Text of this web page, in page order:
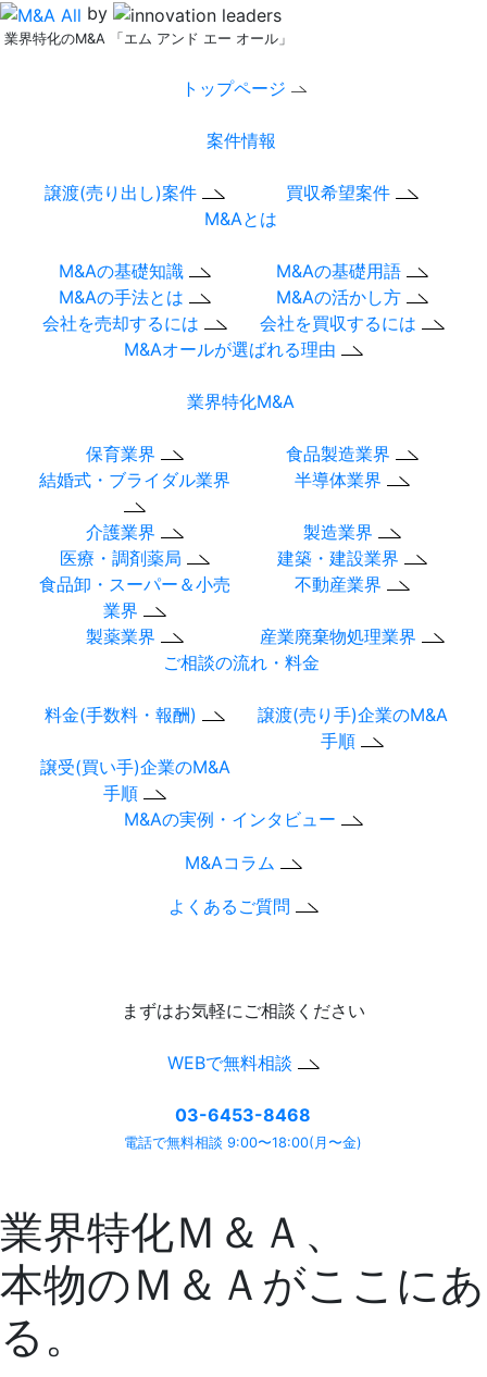
by
業界特化のM&A 「エム アンド エー オール」
トップページ
案件情報
譲渡(売り出し)案件
買収希望案件
M&Aとは
M&Aの基礎知識
M&Aの基礎用語
M&Aの手法とは
M&Aの活かし方
会社を売却するには
会社を買収するには
M&Aオールが選ばれる理由
業界特化M&A
保育業界
食品製造業界
結婚式・ブライダル業界
半導体業界
介護業界
製造業界
医療・調剤薬局
建築・建設業界
食品卸・スーパー＆小売
業界
不動産業界
製薬業界
産業廃棄物処理業界
ご相談の流れ・料金
料金(手数料・報酬)
譲渡(売り手)企業のM&A
手順
譲受(買い手)企業のM&A
手順
M&Aの実例・インタビュー
M&Aコラム
よくあるご質問
まずはお気軽にご相談ください
WEBで無料相談
03-6453-8468
電話で無料相談 9:00〜18:00(月〜金)
業界特化Ｍ＆Ａ、
本物のＭ＆Ａがここにあ
る。